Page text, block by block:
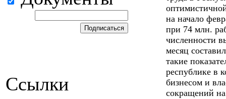
Ссылки
на начало
при 74 млн.
численности
месяц
такие
республике в
бизнесом и
сокращений